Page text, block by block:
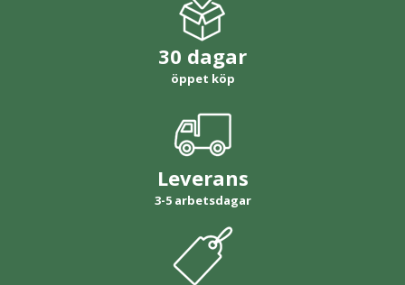
30 dagar
öppet köp
Leverans
3-5 arbetsdagar